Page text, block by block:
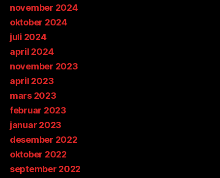
november 2024
oktober 2024
juli 2024
april 2024
november 2023
april 2023
mars 2023
februar 2023
januar 2023
desember 2022
oktober 2022
september 2022